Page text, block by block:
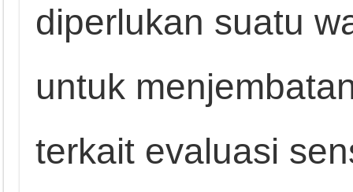
diperlukan suatu
untuk
terkait evaluasi